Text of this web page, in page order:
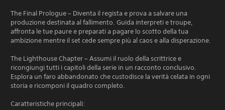
The Final Prologue – Diventa il regista e prova a salvare una
produzione destinata al fallimento. Guida interpreti e troupe,
affronta le tue paure e preparati a pagare lo scotto della tua
ambizione mentre il set cede sempre più al caos e alla disperazione.
The Lighthouse Chapter – Assumi il ruolo della scrittrice e
ricongiungi tutti i capitoli della serie in un racconto conclusivo.
Esplora un faro abbandonato che custodisce la verità celata in ogni
storia e ricomponi il quadro completo.
Caratteristiche principali: